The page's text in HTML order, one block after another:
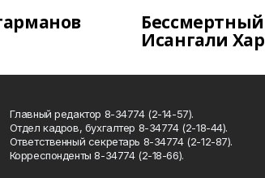
Исангали
Главный редактор 8-34774 (2-14-57).
Отдел кадров, бухгалтер 8-34774 (2-18-44).
Ответственный секретарь 8-34774 (2-12-87).
Корреспонденты 8-34774 (2-18-66).